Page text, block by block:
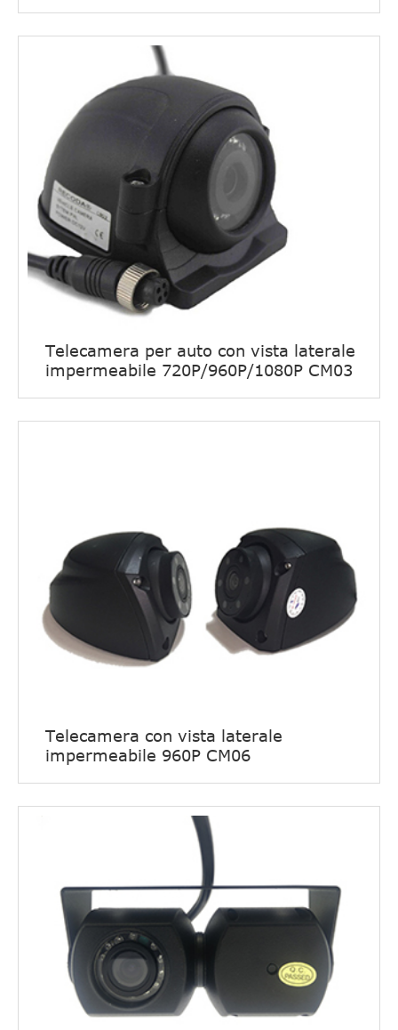
Telecamera per auto con vista laterale
impermeabile 720P/960P/1080P CM03
Telecamera con vista laterale
impermeabile 960P CM06